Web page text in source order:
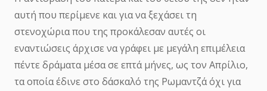
αυτή που περίμενε και για να ξεχάσει τη
στενοχώρια που της προκάλεσαν αυτές οι
εναντιώσεις άρχισε να γράφει με μεγάλη επιμέλεια
πέντε δράματα μέσα σε επτά μήνες, ως τον Απρίλιο,
τα οποία έδινε στο δάσκαλό της Ρωμαντζά όχι για